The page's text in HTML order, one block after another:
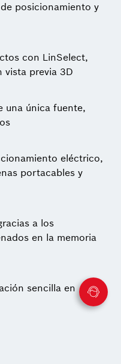
posicionamiento y
con LinSelect,
vista previa 3D
una única fuente,
eléctrico,
portacables y
a los
en la memoria
sencilla en